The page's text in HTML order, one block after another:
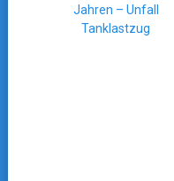
Beitrag:
Jahren – Unfall
Tanklastzug